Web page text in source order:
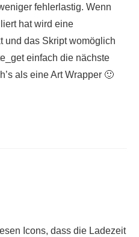
fehlerlastig. Wenn
hat wird eine
und das Skript womöglich
einfach die nächste
als eine Art Wrapper 🙂
Icons, dass die Ladezeit